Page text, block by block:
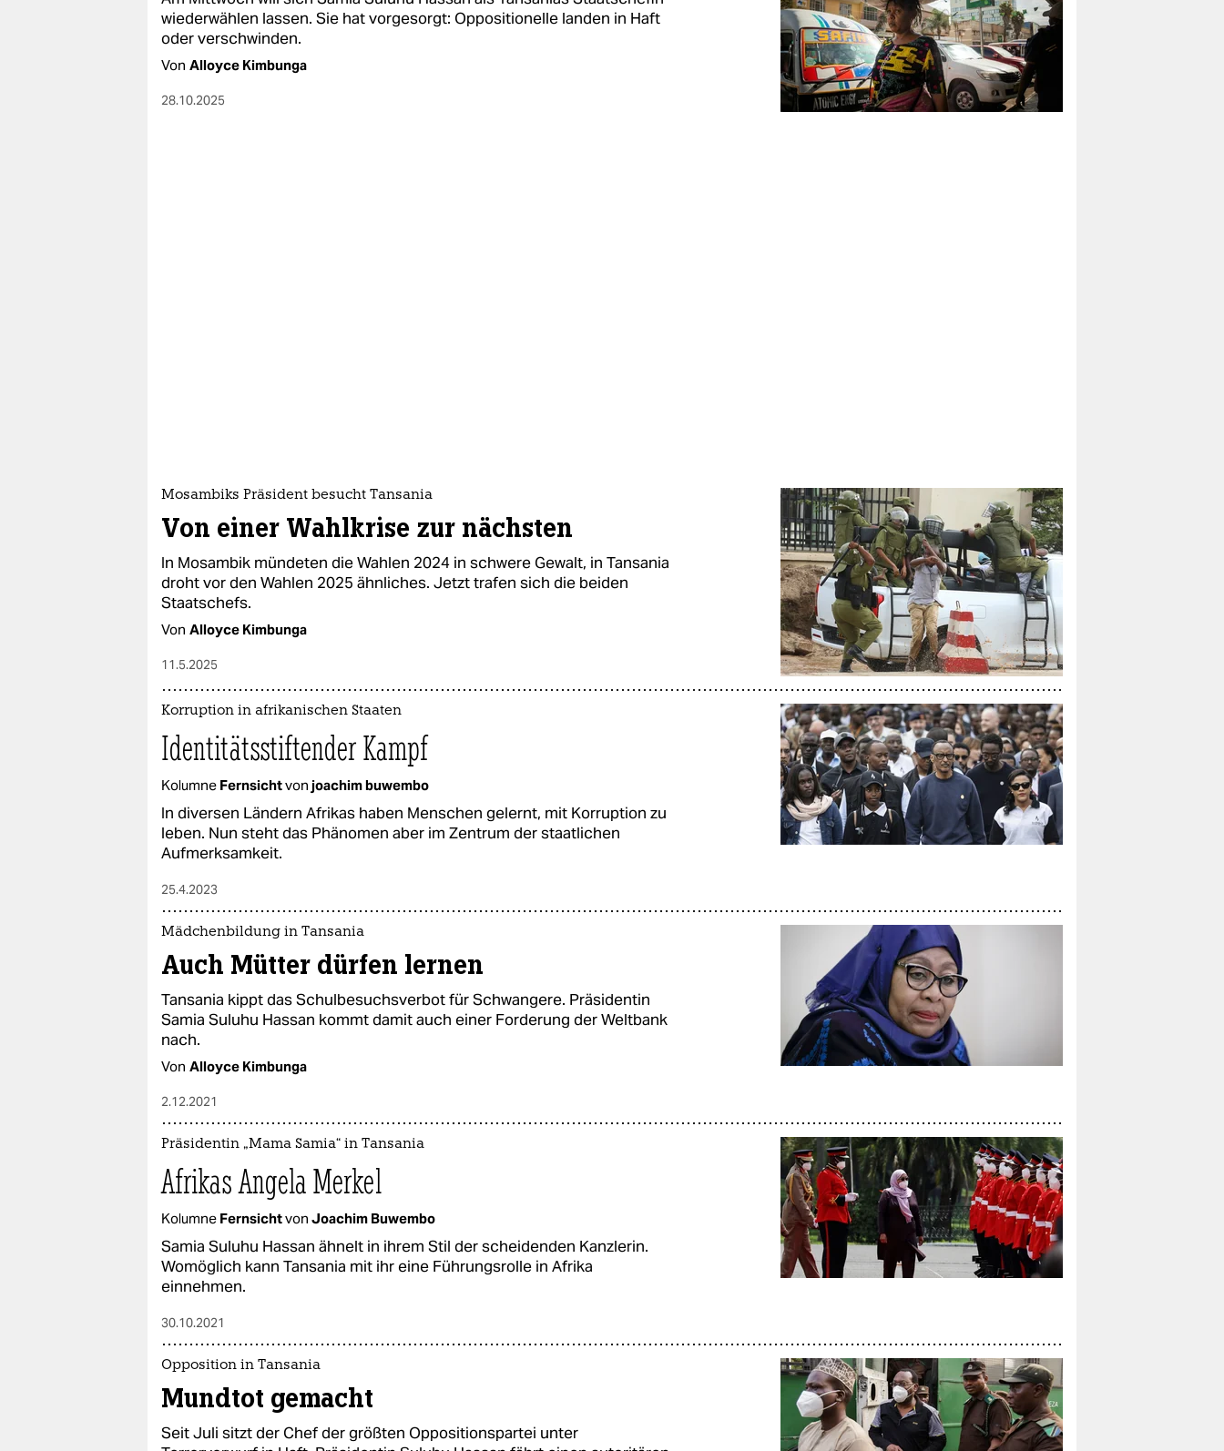
wiederwählen lassen. Sie hat vorgesorgt: Oppositionelle landen in Haft
oder verschwinden.
Von Alloyce Kimbunga
28.10.2025
Mosambiks Präsident besucht Tansania
Von einer Wahlkrise zur nächsten
In Mosambik mündeten die Wahlen 2024 in schwere Gewalt, in Tansania
droht vor den Wahlen 2025 ähnliches. Jetzt trafen sich die beiden
Staatschefs.
Von Alloyce Kimbunga
11.5.2025
Korruption in afrikanischen Staaten
Identitätsstiftender Kampf
Kolumne Fernsichtvon joachim buwembo
In diversen Ländern Afrikas haben Menschen gelernt, mit Korruption zu
leben. Nun steht das Phänomen aber im Zentrum der staatlichen
Aufmerksamkeit.
25.4.2023
Mädchenbildung in Tansania
Auch Mütter dürfen lernen
Tansania kippt das Schulbesuchsverbot für Schwangere. Präsidentin
Samia Suluhu Hassan kommt damit auch einer Forderung der Weltbank
nach.
Von Alloyce Kimbunga
2.12.2021
Präsidentin „Mama Samia“ in Tansania
Afrikas Angela Merkel
Kolumne Fernsichtvon Joachim Buwembo
Samia Suluhu Hassan ähnelt in ihrem Stil der scheidenden Kanzlerin.
Womöglich kann Tansania mit ihr eine Führungsrolle in Afrika
einnehmen.
30.10.2021
Opposition in Tansania
Mundtot gemacht
Seit Juli sitzt der Chef der größten Oppositionspartei unter